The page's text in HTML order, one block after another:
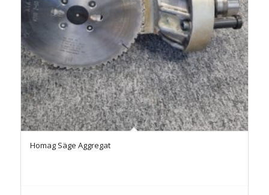
Homag Säge Aggregat